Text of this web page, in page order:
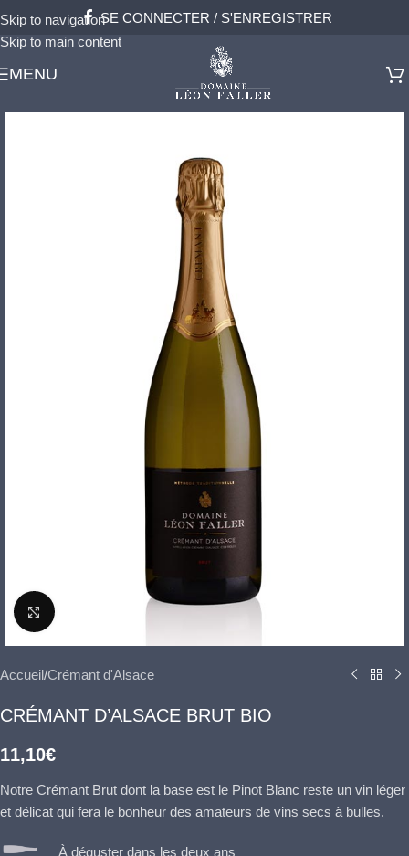
Skip to navigation
Skip to main content
SE CONNECTER / S'ENREGISTRER
MENU
Click to enlarge
Accueil/Crémant d'Alsace
CRÉMANT D’ALSACE BRUT BIO
11,10€
Notre Crémant Brut dont la base est le Pinot Blanc reste un vin léger
et délicat qui fera le bonheur des amateurs de vins secs à bulles.
À déguster dans les deux ans